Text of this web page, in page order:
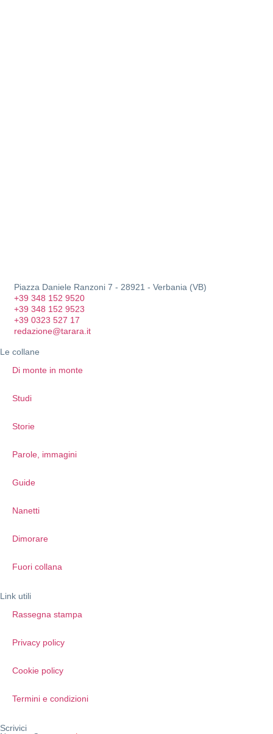
Piazza Daniele Ranzoni 7 - 28921 - Verbania (VB)
+39 348 152 9520
+39 348 152 9523
+39 0323 527 17
redazione@tarara.it
Le collane
Di monte in monte
Studi
Storie
Parole, immagini
Guide
Nanetti
Dimorare
Fuori collana
Link utili
Rassegna stampa
Privacy policy
Cookie policy
Termini e condizioni
Scrivici